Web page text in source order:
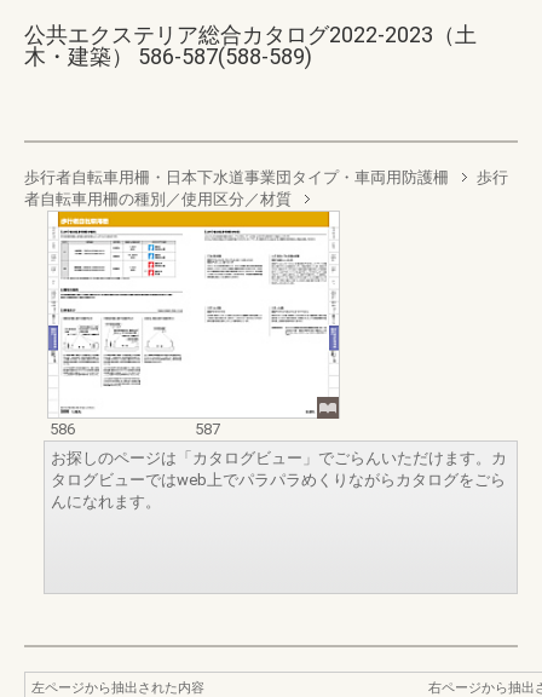
公共エクステリア総合カタログ2022-2023（土
木・建築） 586-587(588-589)
歩行者自転車用柵・日本下水道事業団タイプ・車両用防護柵
歩行
者自転車用柵の種別／使用区分／材質
586
587
お探しのページは「カタログビュー」でごらんいただけます。カ
タログビューではweb上でパラパラめくりながらカタログをごら
んになれます。
左ページから抽出された内容
右ページから抽出